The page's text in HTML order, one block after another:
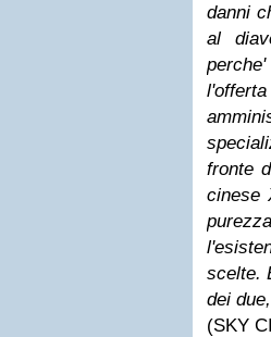
danni
al
fronte
cinese
scelte.
dei
(SKY